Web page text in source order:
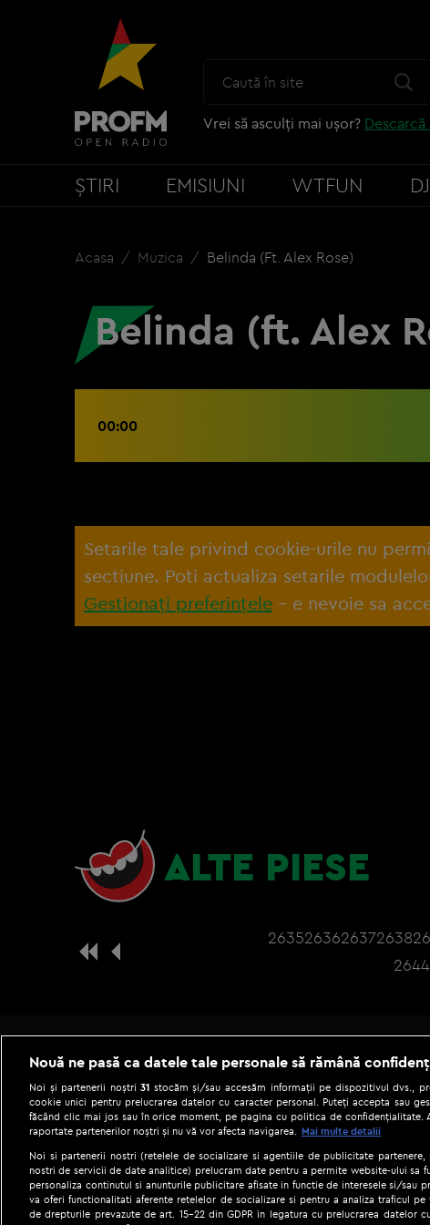
Vrei să asculți mai ușor? Descarcă
ȘTIRI EMISIUNI WTFUN DJ
Acasa Muzica Belinda (ft. Alex Rose)
Belinda (ft. Alex
00:00
Setarile tale privind cookie-urile nu
sectiune. Poti actualiza setarile
Gestionați preferințele – e nevoie sa
ALTE PIESE
2635263626372638
2644
Gestionați preferințele|
Nouă ne pasă ca datele tale personale să rămână
Noi și partenerii noștri31 stocăm și/sau accesăm informații pe dispozitivul dvs.,
cookie unici pentru prelucrarea datelor cu caracter personal. Puteți accepta sau
făcând clic mai jos sau în orice moment, pe pagina cu politica de confidențialitate.
raportate partenerilor noștri și nu vă vor afecta navigarea.
Mai multe detalii
Noi si partenerii nostri (retelele de socializare si agentiile de publicitate partenere,
nostri de servicii de date analitice) prelucram date pentru a permite website-ului sa
personaliza continutul si anunturile publicitare afisate in functie de interesele si/sau
va oferi functionalitati aferente retelelor de socializare si pentru a analiza traficul pe
de drepturile prevazute de art. 15-22 din GDPR in legatura cu prelucrarea datelor